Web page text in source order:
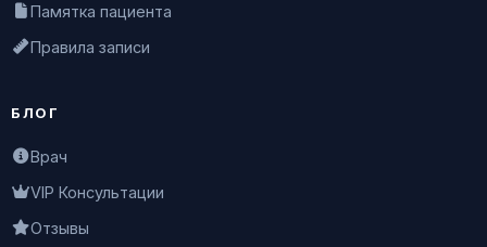
Памятка пациента
Правила записи
БЛОГ
Врач
VIP Консультации
Отзывы